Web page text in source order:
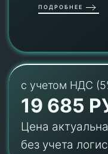
ПОДРОБНЕЕ
с учетом НДС
19 685
Цена
без учета